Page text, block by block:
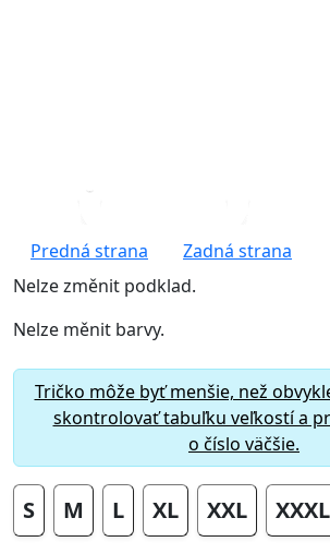
Predná strana Zadná strana
Nelze změnit podklad.
Nelze měnit barvy.
Tričko môže byť menšie, než
skontrolovať tabuľku veľkostí a
o číslo väčšie.
S M L XL XXL XXXL